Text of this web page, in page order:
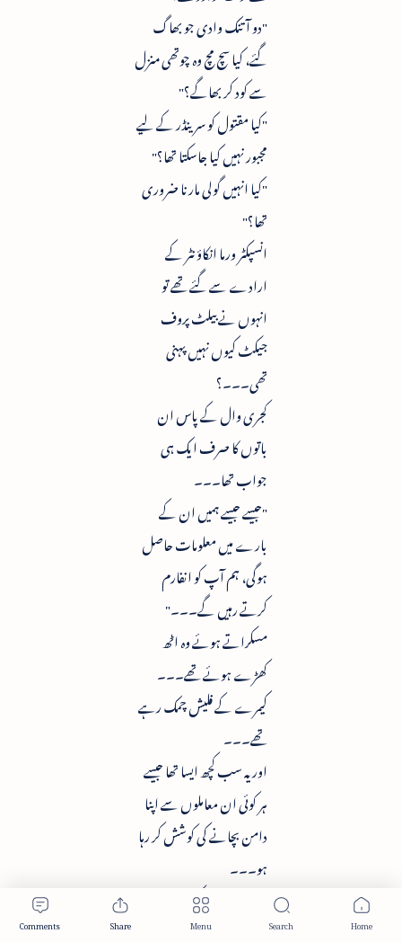
"دو آتنک وادی جو بھاگ
گئے، کیا سچ مچ وہ چوتھی منزل
سے کود کر بھاگے؟"
"کیا مقتول کو سرینڈر کے لیے
مجبور نہیں کیا جاسکتا تھا؟"
"کیا انہیں گولی مارنا ضروری
تھا؟"
انسپکٹر ورما انکاؤنٹر کے
ارادے سے گئے تھے تو
انہوں نے بیلٹ پروف
جیکٹ کیوں نہیں پہنی
تھی۔۔۔؟
کجری وال کے پاس ان
باتوں کا صرف ایک ہی
جواب تھا۔۔۔
"جیسے جیسے ہمیں ان کے
بارے میں معلومات حاصل
ہوگی، ہم آپ کو انفارم
کرتے رہیں گے۔۔۔"
مسکراتے ہوئے وہ اٹھ
کھڑے ہوئے تھے۔۔۔
کیمرے کے فلیش چمک رہے
تھے۔۔۔
اور یہ سب کچھ ایسا تھا جیسے
ہر کوئی ان معاملوں سے اپنا
دامن بچانے کی کوشش کر رہا
ہو۔۔۔
اور اس وقت کجری وال بھی
یہی کر رہے تھے۔۔۔